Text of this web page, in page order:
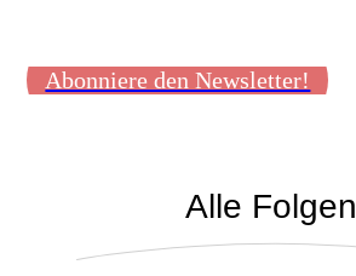
Abonniere den Newsletter!
Alle Folgen